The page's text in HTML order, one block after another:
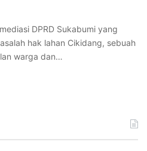
DPRD Sukabumi yang
hak lahan Cikidang, sebuah
warga dan…